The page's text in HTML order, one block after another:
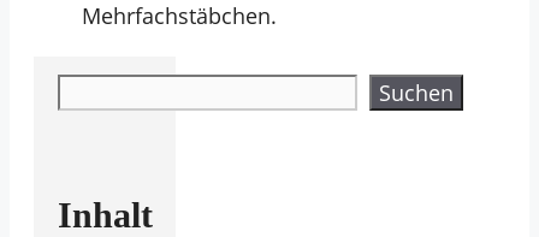
Mehrfachstäbchen.
Suchen
Inhalt